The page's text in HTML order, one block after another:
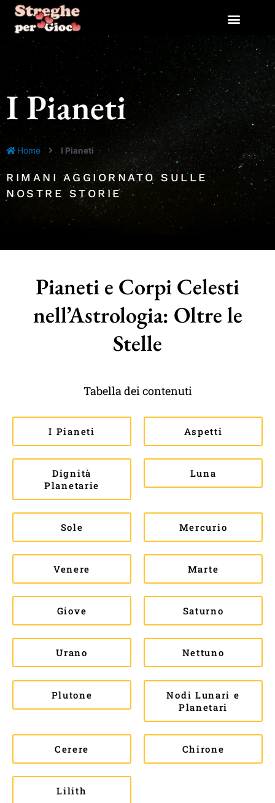
contenuto
I Pianeti
Home I Pianeti
RIMANI AGGIORNATO SULLE
NOSTRE STORIE
Pianeti e Corpi Celesti
nell’Astrologia: Oltre le
Stelle
Tabella dei contenuti
I Pianeti Aspetti
Dignità
Planetarie
Luna
Sole Mercurio
Venere Marte
Giove Saturno
Urano Nettuno
Plutone
Nodi Lunari e
Planetari
Cerere Chirone
Lilith